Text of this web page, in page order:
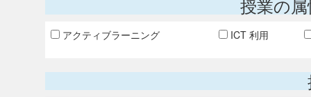
授業の
アクティブラーニング ICT 利用